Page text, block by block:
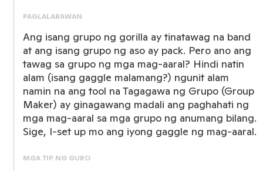
PAGLALARAWAN
Ang isang grupo ng gorilla ay tinatawag na band
at ang isang grupo ng aso ay pack. Pero ano ang
tawag sa grupo ng mga mag-aaral? Hindi natin
alam (isang gaggle malamang?) ngunit alam
namin na ang tool na Tagagawa ng Grupo (Group
Maker) ay ginagawang madali ang paghahati ng
mga mag-aaral sa mga grupo ng anumang bilang.
Sige, I-set up mo ang iyong gaggle ng mag-aaral.
MGA TIP NG GURO